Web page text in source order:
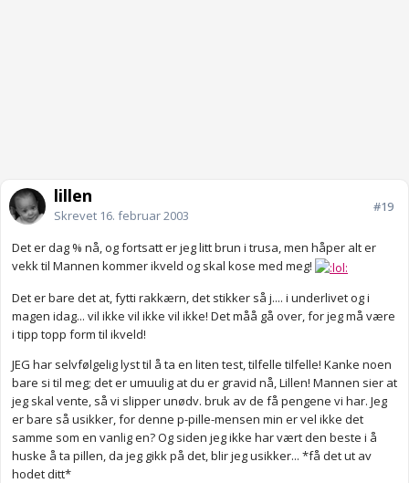
lillen
Skrevet 16. februar 2003
#19
Det er dag % nå, og fortsatt er jeg litt brun i trusa, men håper alt er
vekk til Mannen kommer ikveld og skal kose med meg!
Det er bare det at, fytti rakkærn, det stikker så j.... i underlivet og i
magen idag... vil ikke vil ikke vil ikke! Det måå gå over, for jeg må være
i tipp topp form til ikveld!
JEG har selvfølgelig lyst til å ta en liten test, tilfelle tilfelle! Kanke noen
bare si til meg; det er umuulig at du er gravid nå, Lillen! Mannen sier at
jeg skal vente, så vi slipper unødv. bruk av de få pengene vi har. Jeg
er bare så usikker, for denne p-pille-mensen min er vel ikke det
samme som en vanlig en? Og siden jeg ikke har vært den beste i å
huske å ta pillen, da jeg gikk på det, blir jeg usikker... *få det ut av
hodet ditt*